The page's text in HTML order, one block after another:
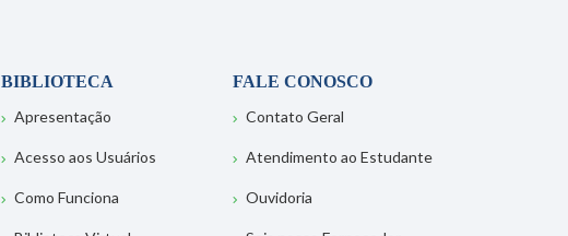
BIBLIOTECA
Apresentação
Acesso aos Usuários
Como Funciona
FALE CONOSCO
Contato Geral
Atendimento ao Estudante
Ouvidoria